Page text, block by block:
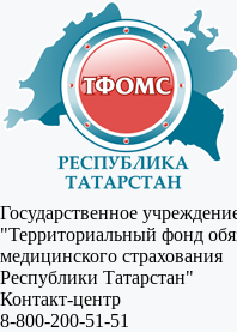
Государственное
"Территориальный фонд
медицинского страхования
Республики Татарстан"
Контакт-центр
8-800-200-51-51